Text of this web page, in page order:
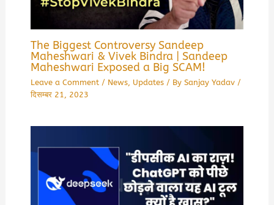
The Biggest Controversy Sandeep
Maheshwari & Vivek Bindra | Sandeep
Maheshwari Exposed a Big SCAM!
Leave a Comment / News, Updates/ By Sanjay Yadav /
दिसम्बर 21, 2023